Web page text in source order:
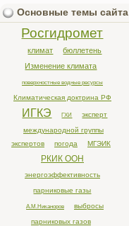
Основные темы сайта
Росгидромет
климат
бюллетень
Изменение климата
поверхностные водные ресурсы
Климатическая доктрина РФ
ИГКЭ ГХИ
эксперт
международной группы
экспертов
погода МГЭИК
РКИК ООН
энергоэффективность
парниковые газы
А.М.Никаноров
выбросы
парниковых газов